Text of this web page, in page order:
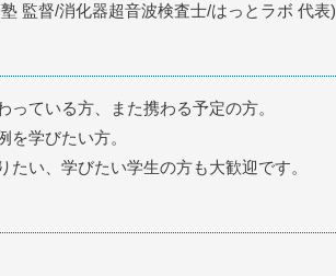
監督/消化器超音波検査士/はっとラボ 代表)
っている方、また携わる予定の方。
を学びたい方。
たい、学びたい学生の方も大歓迎です。